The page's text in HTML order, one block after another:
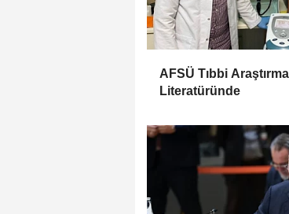
AFSÜ Tıbbi
Literatüründe